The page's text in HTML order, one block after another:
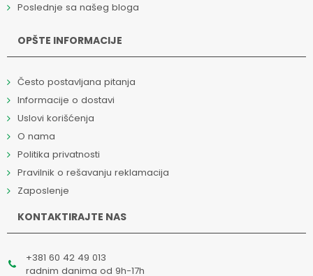
Poslednje sa našeg bloga
OPŠTE INFORMACIJE
Često postavljana pitanja
Informacije o dostavi
Uslovi korišćenja
O nama
Politika privatnosti
Pravilnik o rešavanju reklamacija
Zaposlenje
KONTAKTIRAJTE NAS
+381 60 42 49 013
radnim danima od 9h-17h